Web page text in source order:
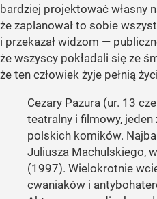
bardziej projektować własny
że zaplanował to sobie
i przekazał widzom —
że wszyscy pokładali się ze
że ten człowiek żyje pełnią
Cezary Pazura (ur. 13
teatralny i filmowy,
polskich komików.
Juliusza Machulskiego,
(1997). Wielokrotnie
cwaniaków i